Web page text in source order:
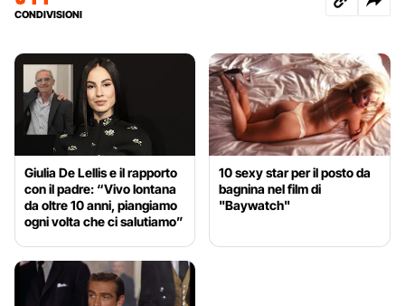
CONDIVISIONI
Giulia De Lellis e il rapporto
con il padre: “Vivo lontana
da oltre 10 anni, piangiamo
ogni volta che ci salutiamo”
10 sexy star per il posto da
bagnina nel film di
"Baywatch"